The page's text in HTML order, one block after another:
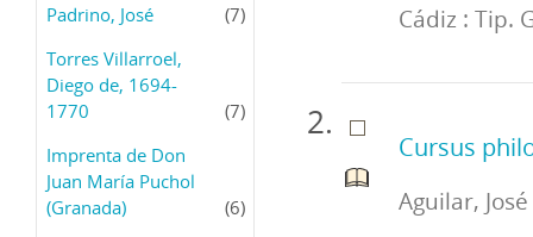
Padrino, José
(7)
Torres Villarroel,
Diego de, 1694-
1770
(7)
Imprenta de Don
Juan María Puchol
(Granada)
(6)
Cádiz : Tip.
Cursus
Aguilar,